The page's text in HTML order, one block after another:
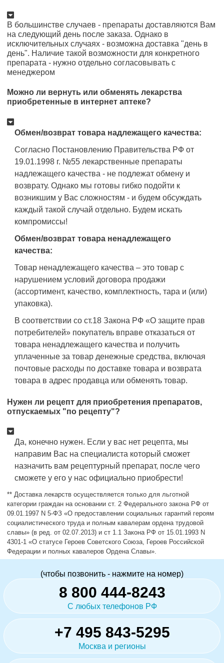
В большинстве случаев - препараты доставляются Вам
на следующий день после заказа. Однако в
исключительных случаях - возможна доставка "день в
день". Наличие такой возможности для конкретного
препарата - нужно отдельно согласовывать с
менеджером
Можно ли вернуть или обменять лекарства
приобретенные в интернет аптеке?
Обмен/возврат товара надлежащего качества:
Согласно Постановлению Правительства РФ от
19.01.1998 г. №55 лекарственные препараты
надлежащего качества - не подлежат обмену и
возврату. Однако мы готовы гибко подойти к
возникшим у Вас сложностям - и будем обсуждать
каждый такой случай отдельно. Будем искать
компромиссы!
Обмен/возврат товара ненадлежащего
качества:
Товар ненадлежащего качества – это товар с
нарушением условий договора продажи
(ассортимент, качество, комплектность, тара и (или)
упаковка).
В соответствии со ст.18 Закона РФ «О защите прав
потребителей» покупатель вправе отказаться от
товара ненадлежащего качества и получить
уплаченные за товар денежные средства, включая
почтовые расходы по доставке товара и возврата
товара в адрес продавца или обменять товар.
Нужен ли рецепт для приобретения препаратов,
отпускаемых "по рецепту"?
Да, конечно нужен. Если у вас нет рецепта, мы
направим Вас на специалиста который сможет
назначить вам рецептурный препарат, после чего
сможете у его у нас официально приобрести!
** Доставка лекарств осуществляется только для льготной
категории граждан на основании ст. 2 Федерального закона РФ от
09.01.1997 N 5-ФЗ «О предоставлении социальных гарантий героям
социалистического труда и полным кавалерам ордена трудовой
славы» (в ред. от 02.07.2013) и ст 1.1 Закона РФ от 15.01.1993 N
4301-1 «О статусе Героев Советского Союза, Героев Российской
Федерации и полных кавалеров Ордена Славы».
(чтобы позвонить - нажмите на номер)
8 800 444-8243
С любых телефонов РФ
+7 495 843-5295
Москва и регионы